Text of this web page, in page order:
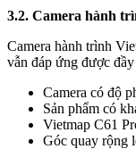
3.2. Camera hành
Camera hành trình
vẫn đáp ứng được
Camera có độ
Sản phẩm có
Vietmap C61
Góc quay rộng